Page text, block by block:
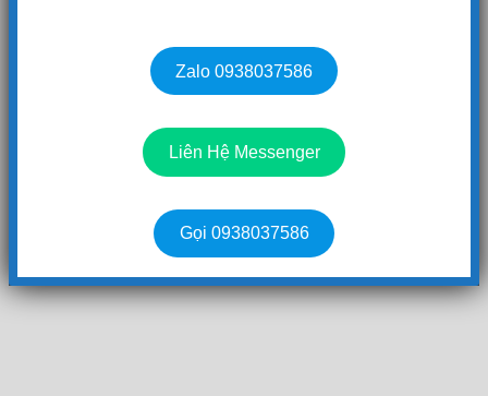
Zalo 0938037586
Liên Hệ Messenger
Gọi 0938037586